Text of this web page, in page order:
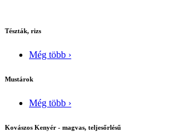
Tészták, rizs
Még több ›
Mustárok
Még több ›
Kovászos Kenyér - magvas, teljesőrlésű